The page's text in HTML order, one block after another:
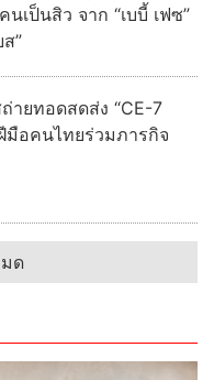
เป็นสิว จาก “เบบี้ เฟซ”
ส”
ายทอดสดส่ง “CE-7
มือคนไทยร่วมภารกิจ
ด